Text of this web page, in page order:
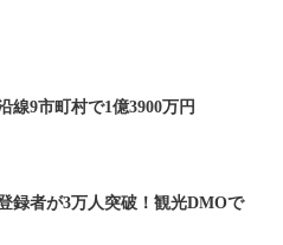
9市町村で1億3900万円
録者が3万人突破！観光DMOで